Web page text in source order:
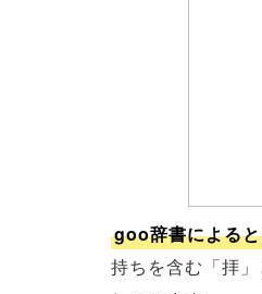
goo辞書による
持ちを含む「拝